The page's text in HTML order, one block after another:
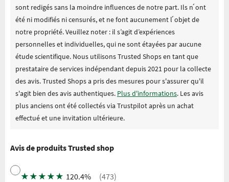
sont redigés sans la moindre influences de notre part. Ils n ́ont
été ni modifiés ni censurés, et ne font aucunement l ́objet de
notre propriété. Veuillez noter : il s’agit d’expériences
personnelles et individuelles, qui ne sont étayées par aucune
étude scientifique. Nous utilisons Trusted Shops en tant que
prestataire de services indépendant depuis 2021 pour la collecte
des avis. Trusted Shops a pris des mesures pour s'assurer qu'il
s'agit bien des avis authentiques. Plus d'informations. Les avis
plus anciens ont été collectés via Trustpilot après un achat
effectué et une invitation ultérieure.
Avis de produits Trusted shop
★ ★ ★ ★ ★ 120.4% (473)